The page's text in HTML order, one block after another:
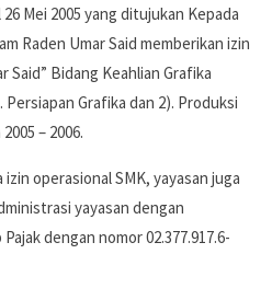
Mei 2005 yang ditujukan Kepada
Raden Umar Said memberikan izin
Said” Bidang Keahlian Grafika
Grafika dan 2). Produksi
– 2006.
operasional SMK, yayasan juga
yayasan dengan
dengan nomor 02.377.917.6-